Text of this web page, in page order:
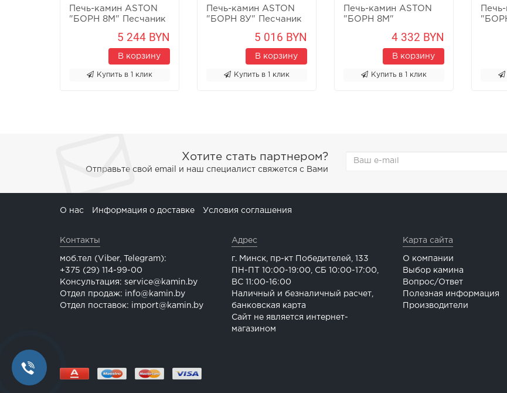
Печь-камин ASTON
"БОРН 8М" Песчаник
5 244 BYN
В корзину
Купить в 1 клик
Печь-камин ASTON
"БОРН 8У" Песчаник
5 016 BYN
В корзину
Купить в 1 клик
Печь-камин ASTON
"БОРН 8М"
4 332 BYN
В корзину
Купить в 1 клик
Хотите стать партнером?
Отправьте свой email и наш специалист свяжется с Вами
О нас Информация о доставке Условия соглашения
Контакты
моб.тел (Viber, Telegram):
+375 (29) 114-99-00
Консультация: service@kamin.by
Отдел продаж: info@kamin.by
Отдел поставок: import@kamin.by
Адрес
г. Минск, пр-кт Победителей, 133
ПН-ПТ 10:00-19:00, СБ 10:00-17:00,
ВС 11:00-16:00
Наличный и безналичный расчет,
банковская карта
Сайт не является интернет-
магазином
Карта сайта
О компании
Выбор камина
Вопрос/Ответ
Полезная информация
Производители